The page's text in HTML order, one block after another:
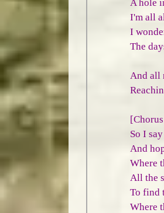
A hole
I'm all
I
The
And all
So I
And
Where
All the
To find
Where